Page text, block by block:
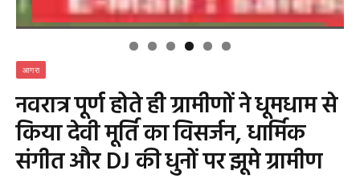
आगरा
नवरात्र पूर्ण होते ही ग्रामीणों ने धूमधाम से
किया देवी मूर्ति का विसर्जन, धार्मिक
संगीत और DJ की धुनों पर झूमे ग्रामीण